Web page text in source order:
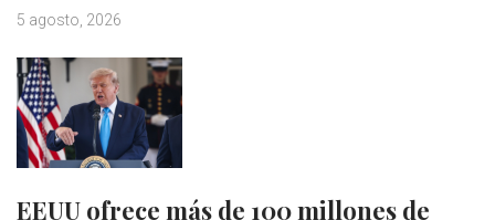
5 agosto, 2026
EEUU ofrece más de 100 millones de